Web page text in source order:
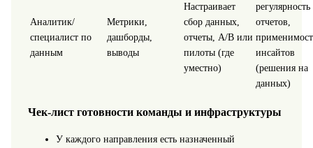
Аналитик/
специалист по
данным
Метрики,
дашборды,
выводы
Настраивает
сбор данных,
отчеты, A/B или
пилоты (где
уместно)
регулярность
отчетов,
инсайтов
(решения на
данных)
Чек-лист готовности команды и инфраструктуры
У каждого направления есть назначенный